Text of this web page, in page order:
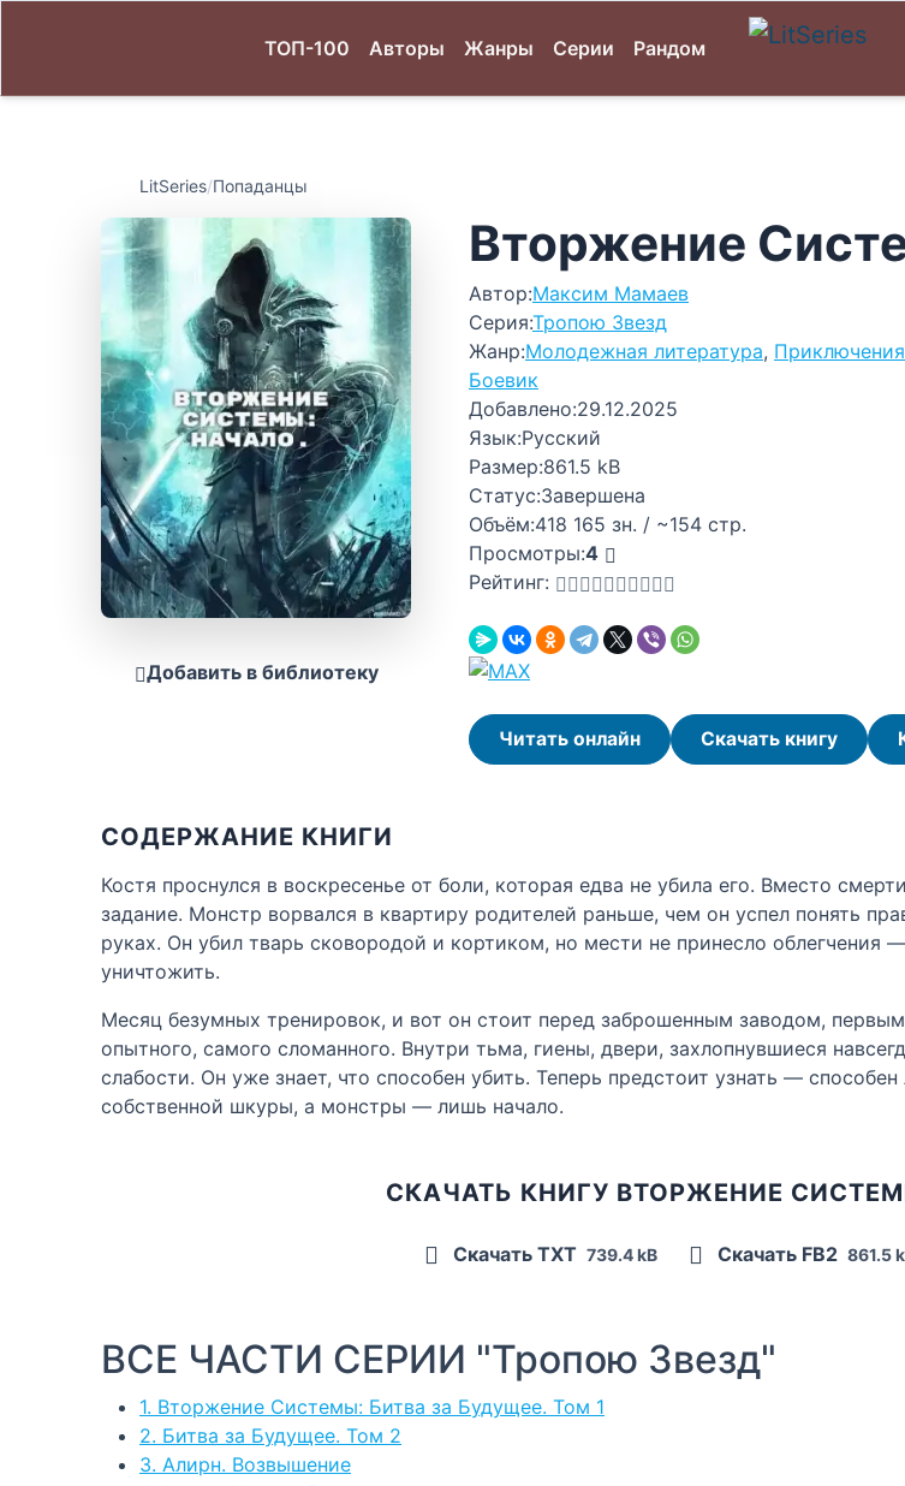
ТОП-100 Авторы Жанры Серии Рандом
LitSeries/Попаданцы
Добавить в библиотеку
Вторжение
Автор:Максим Мамаев
Серия:Тропою Звезд
Жанр:Молодежная литература,
Боевик
Добавлено:29.12.2025
Язык:Русский
Размер:861.5 kB
Статус:Завершена
Объём:418 165 зн. / ~154 стр.
Просмотры:4
Рейтинг:
Читать онлайн Скачать книгу
СОДЕРЖАНИЕ КНИГИ
Костя проснулся в воскресенье от боли, которая едва не убила его. Вместо
задание. Монстр ворвался в квартиру родителей раньше, чем он успел понять
руках. Он убил тварь сковородой и кортиком, но мести не принесло облегчения
уничтожить.
Месяц безумных тренировок, и вот он стоит перед заброшенным заводом,
опытного, самого сломанного. Внутри тьма, гиены, двери, захлопнувшиеся
слабости. Он уже знает, что способен убить. Теперь предстоит узнать —
собственной шкуры, а монстры — лишь начало.
СКАЧАТЬ КНИГУ ВТОРЖЕНИЕ
Скачать TXT 739.4 kB Скачать FB2 861.5
ВСЕ ЧАСТИ СЕРИИ "Тропою Звезд"
1. Вторжение Системы: Битва за Будущее. Том 1
2. Битва за Будущее. Том 2
3. Алирн. Возвышение